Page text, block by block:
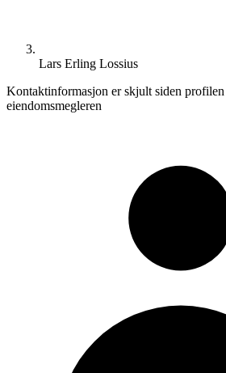
Lars Erling Lossius
Kontaktinformasjon er skjult siden
eiendomsmegleren